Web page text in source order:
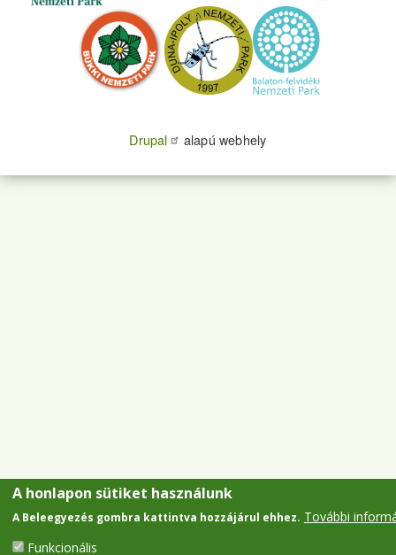
Drupal alapú webhely
A honlapon sütiket használunk
A Beleegyezés gombra kattintva hozzájárul ehhez. További
Funkcionális